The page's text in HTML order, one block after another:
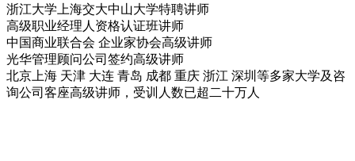
浙江大学上海交大中山大学特聘讲师
高级职业经理人资格认证班讲师
中国商业联合会 企业家协会高级讲师
光华管理顾问公司签约高级讲师
北京上海 天津 大连 青岛 成都 重庆 浙江 深圳等多家大学及咨
询公司客座高级讲师，受训人数已超二十万人